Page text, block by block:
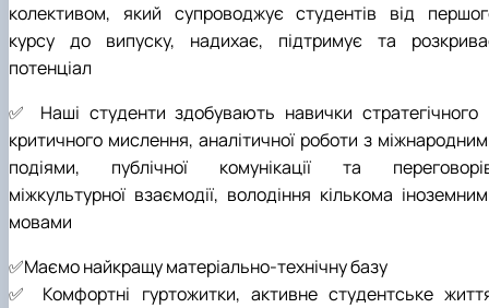
колективом, який супроводжує студентів від
курсу до випуску, надихає, підтримує та
потенціал
✅ Наші студенти здобувають навички стратегічного
критичного мислення, аналітичної роботи з
подіями, публічної комунікації та
міжкультурної взаємодії, володіння кількома
мовами
✅Маємо найкращу матеріально-технічну базу
✅ Комфортні гуртожитки, активне студентське